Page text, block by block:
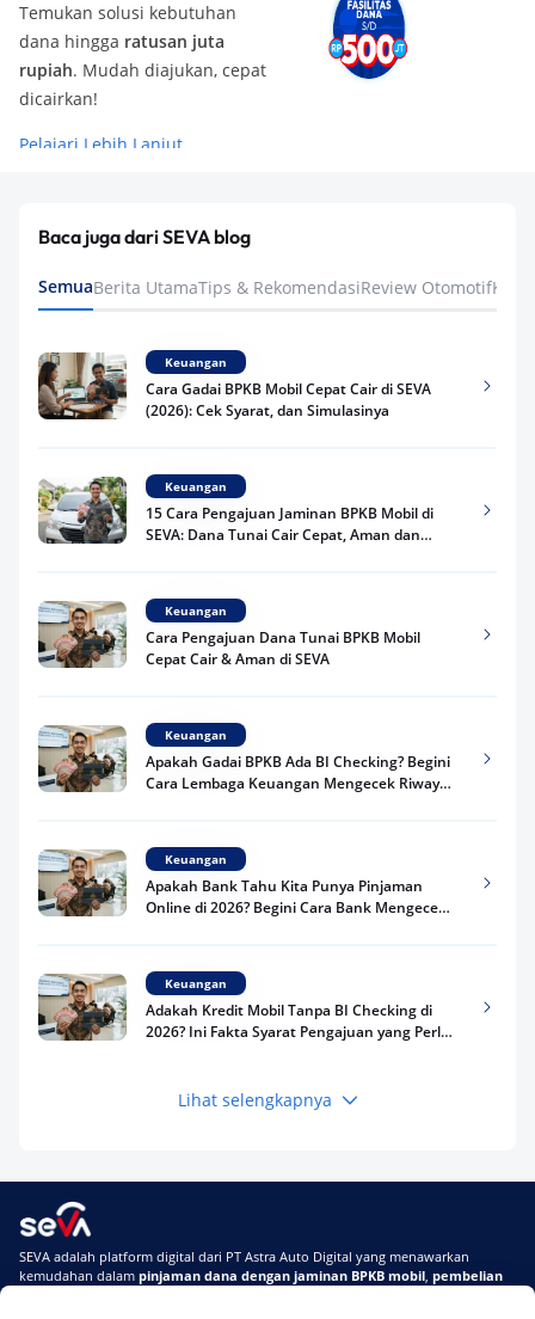
Temukan solusi kebutuhan
dana hingga ratusan juta
rupiah. Mudah diajukan, cepat
dicairkan!
Pelajari Lebih Lanjut
Baca juga dari SEVA blog
SemuaBerita UtamaTips & RekomendasiReview Otomotif
Keuangan
Cara Gadai BPKB Mobil Cepat Cair di SEVA
(2026): Cek Syarat, dan Simulasinya
Keuangan
15 Cara Pengajuan Jaminan BPKB Mobil di
SEVA: Dana Tunai Cair Cepat, Aman dan
Keuangan
Cara Pengajuan Dana Tunai BPKB Mobil
Cepat Cair & Aman di SEVA
Keuangan
Apakah Gadai BPKB Ada BI Checking? Begini
Cara Lembaga Keuangan Mengecek Riwayat
Keuangan
Apakah Bank Tahu Kita Punya Pinjaman
Online di 2026? Begini Cara Bank Mengecek
Keuangan
Adakah Kredit Mobil Tanpa BI Checking di
2026? Ini Fakta Syarat Pengajuan yang Perlu
Keuangan
Terpercaya
Telat Bayar Pinjol 2 Hari, Apakah Langsung
Masuk BI Checking? Simak Peraturan
Lihat selengkapnya
SEVA adalah platform digital dari PT Astra Auto Digital yang menawarkan
kemudahan dalam pinjaman dana dengan jaminan BPKB mobil, pembelian